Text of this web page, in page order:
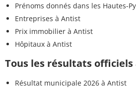
Prénoms donnés dans les Hautes-
Entreprises à Antist
Prix immobilier à Antist
Hôpitaux à Antist
Tous les résultats
Résultat municipale 2026 à Antist